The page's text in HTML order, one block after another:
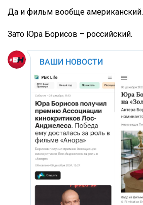
Да и фильм вообще американский.
Зато Юра Борисов – российский.